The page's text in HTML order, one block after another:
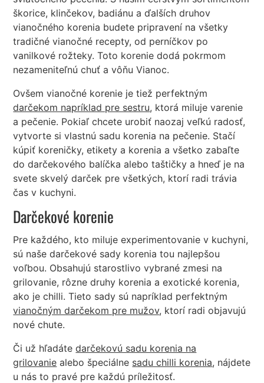
škorice, klinčekov, badiánu a ďalších druhov
vianočného korenia budete pripravení na všetky
tradičné vianočné recepty, od perníčkov po
vanilkové rožteky. Toto korenie dodá pokrmom
nezameniteľnú chuť a vôňu Vianoc.
Ovšem vianočné korenie je tiež perfektným
darčekom napríklad pre sestru, ktorá miluje varenie
a pečenie. Pokiaľ chcete urobiť naozaj veľkú radosť,
vytvorte si vlastnú sadu korenia na pečenie. Stačí
kúpiť koreničky, etikety a korenia a všetko zabaľte
do darčekového balíčka alebo taštičky a hneď je na
svete skvelý darček pre všetkých, ktorí radi trávia
čas v kuchyni.
Darčekové korenie
Pre každého, kto miluje experimentovanie v kuchyni,
sú naše darčekové sady korenia tou najlepšou
voľbou. Obsahujú starostlivo vybrané zmesi na
grilovanie, rôzne druhy korenia a exotické korenia,
ako je chilli. Tieto sady sú napríklad perfektným
vianočným darčekom pre mužov, ktorí radi objavujú
nové chute.
Či už hľadátedarčekovú sadu korenia na
grilovanie alebo špeciálne sadu chilli korenia, nájdete
u nás to pravé pre každú príležitosť.